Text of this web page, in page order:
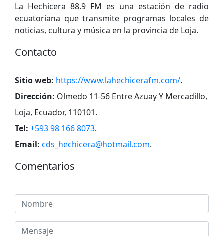
La Hechicera 88.9 FM es una estación de radio
ecuatoriana que transmite programas locales de
noticias, cultura y música en la provincia de Loja.
Contacto
Sitio web: https://www.lahechicerafm.com/.
Dirección: Olmedo 11-56 Entre Azuay Y Mercadillo,
Loja, Ecuador, 110101.
Tel: +593 98 166 8073.
Email: cds_hechicera@hotmail.com.
Comentarios